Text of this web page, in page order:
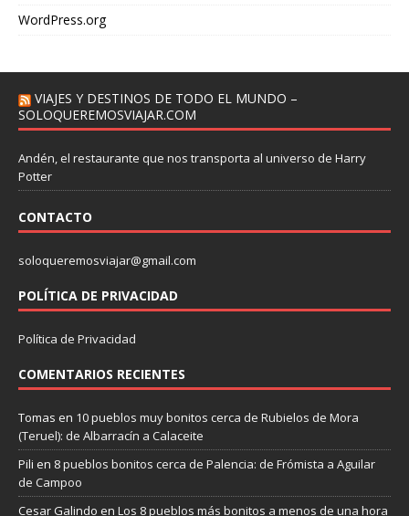
WordPress.org
VIAJES Y DESTINOS DE TODO EL MUNDO –
SOLOQUEREMOSVIAJAR.COM
Andén, el restaurante que nos transporta al universo de Harry
Potter
CONTACTO
soloqueremosviajar@gmail.com
POLÍTICA DE PRIVACIDAD
Política de Privacidad
COMENTARIOS RECIENTES
Tomas en 10 pueblos muy bonitos cerca de Rubielos de Mora
(Teruel): de Albarracín a Calaceite
Pili en 8 pueblos bonitos cerca de Palencia: de Frómista a Aguilar
de Campoo
Cesar Galindo en Los 8 pueblos más bonitos a menos de una hora